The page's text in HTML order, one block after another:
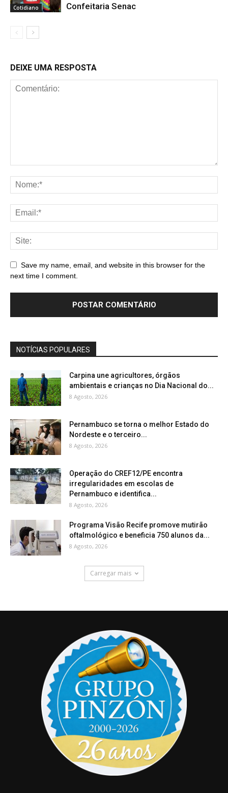
Cotidiano
Confeitaria Senac
DEIXE UMA RESPOSTA
Save my name, email, and website in this browser for the
next time I comment.
NOTÍCIAS POPULARES
Carpina une agricultores, órgãos
ambientais e crianças no Dia Nacional do...
8 Agosto, 2026
Pernambuco se torna o melhor Estado do
Nordeste e o terceiro...
8 Agosto, 2026
Operação do CREF12/PE encontra
irregularidades em escolas de
Pernambuco e identifica...
8 Agosto, 2026
Programa Visão Recife promove mutirão
oftalmológico e beneficia 750 alunos da...
8 Agosto, 2026
Carregar mais